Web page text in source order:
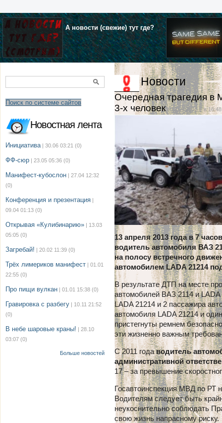
А новости (свежие) тут где?
Поиск по системе сайтов
Новостная лента
Инициатива | 30.06 03:21 (0)
ФФ-сюр | 23.05 05:36 (0)
Манифест-кубослон | 27.04 12:32
(0)
Конференция и презентация |
09.04 01:13 (0)
Открывая «Кулибинарию» | 13.03
05:05 (0)
Загребай! | 20.02 11:39 (0)
Трёх лимериков манифест | 01.01
22:55 (0)
Про пищи вулкан | 01.01 15:38 (0)
Гравировка с разбегу | 10.11 21:52
(0)
В небе шаровые краны! | 28.10
03:07 (0)
Больше новостей
Новости
Очередная трагедия в
3-х человек| 13.04.2013 г. в 16:48
13 апреля 2013 года в 7
водитель автомобиля ВАЗ
на полосу встречного
автомобилем LADA 21214
В результате ДТП на месте
автомобилей ВАЗ 2114 и
LADA 21214 и 2 пассажира
автомобиля LADA 21214 и
пристегнуты ремнем
эти жизненно важным
С 2011 годаводитель
административной
17 – за превышение
Госавтоинспекция МВД по РТ
Водителям следует быть
неукоснительно соблюдать
свою жизнь напрасному риску.